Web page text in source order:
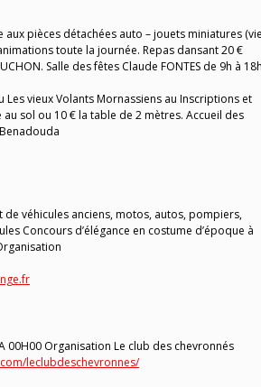
pièces détachées auto – jouets miniatures
toute la journée. Repas dansant 20 €
Salle des fêtes Claude FONTES de 9h à
vieux Volants Mornassiens au Inscriptions et
sol ou 10 € la table de 2 mètres. Accueil des
de véhicules anciens, motos, autos, pompiers,
Concours d’élégance en costume d’époque à
00H00 Organisation Le club des chevronnés
leclubdeschevronnes/